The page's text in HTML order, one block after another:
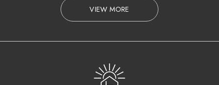
VIEW MORE